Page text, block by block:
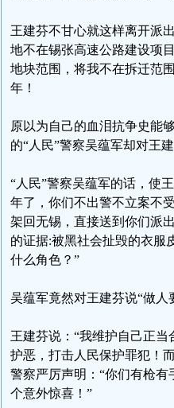
王建芬不甘心就这样离开派
地不在锡张高速公路建设项
地块范围，将我不在拆迁范
年！
原以为自己的血泪抗争史能
的“人民”警察吴蕴军却对王
“人民”警察吴蕴军的话，使
年了，你们不出警不立案不
架回无锡，直接送到你们派
的证据:被黑社会扯毁的衣服
什么角色？”
吴蕴军竟然对王建芬说“做人
王建芬说：“我维护自己正
护恶，打击人民保护罪犯！
警察严厉声明：“你们有枪
个意外惊喜！”